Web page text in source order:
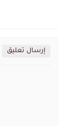
إرسال تعليق